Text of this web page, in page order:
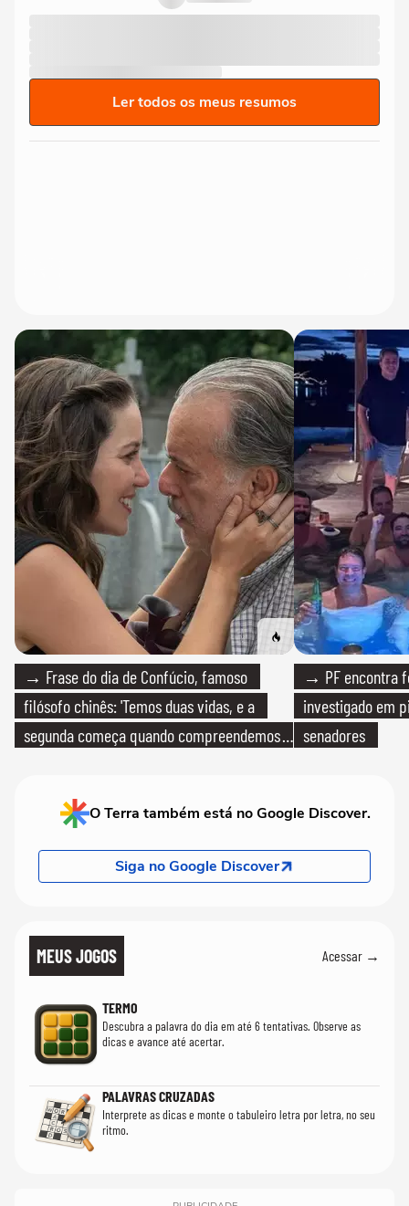
Ler todos os meus resumos
→ Frase do dia de Confúcio, famoso
filósofo chinês: 'Temos duas vidas, e a
segunda começa quando compreendemos
→ PF encontra
investigado em
senadores
O Terra também está no Google Discover.
Siga no Google Discover
MEUS JOGOS Acessar →
TERMO
Descubra a palavra do dia em até 6 tentativas. Observe as
dicas e avance até acertar.
PALAVRAS CRUZADAS
Interprete as dicas e monte o tabuleiro letra por letra, no seu
ritmo.